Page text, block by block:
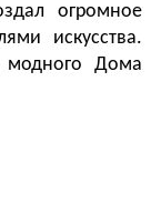
огромное
искусства.
модного Дома